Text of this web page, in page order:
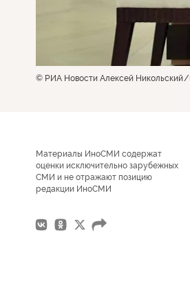
© РИА Новости Алексей Никольский
Материалы ИноСМИ содержат
оценки исключительно зарубежных
СМИ и не отражают позицию
редакции ИноСМИ